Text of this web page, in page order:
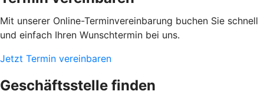
Mit unserer Online-Terminvereinbarung buchen Sie schnell
und einfach Ihren Wunschtermin bei uns.
Jetzt Termin vereinbaren
Geschäftsstelle finden